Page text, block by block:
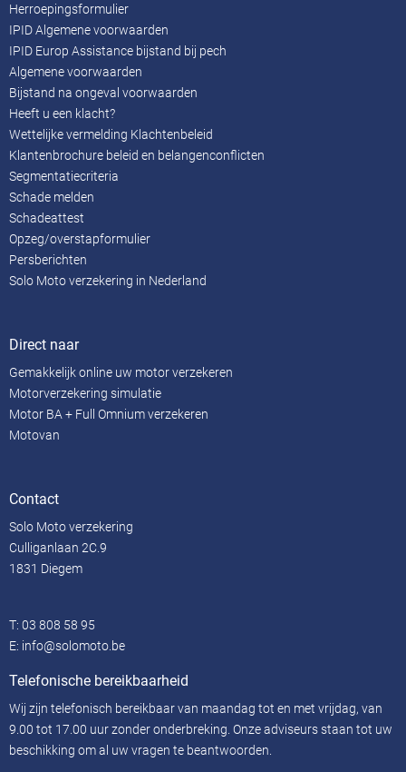
Herroepingsformulier
IPID Algemene voorwaarden
IPID Europ Assistance bijstand bij pech
Algemene voorwaarden
Bijstand na ongeval voorwaarden
Heeft u een klacht?
Wettelijke vermelding Klachtenbeleid
Klantenbrochure beleid en belangenconflicten
Segmentatiecriteria
Schade melden
Schadeattest
Opzeg/overstapformulier
Persberichten
Solo Moto verzekering in Nederland
Direct naar
Gemakkelijk online uw motor verzekeren
Motorverzekering simulatie
Motor BA + Full Omnium verzekeren
Motovan
Contact
Solo Moto verzekering
Culliganlaan 2C.9
1831 Diegem
T: 03 808 58 95
E: info@solomoto.be
Telefonische bereikbaarheid
Wij zijn telefonisch bereikbaar van maandag tot en met vrijdag, van
9.00 tot 17.00 uur zonder onderbreking. Onze adviseurs staan ​​tot uw
beschikking om al uw vragen te beantwoorden.